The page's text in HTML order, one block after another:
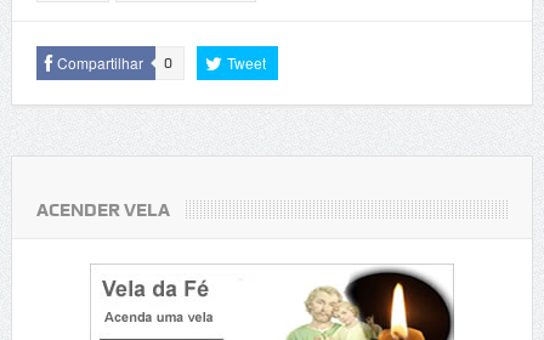
Compartilhar 0 Tweet
ACENDER VELA